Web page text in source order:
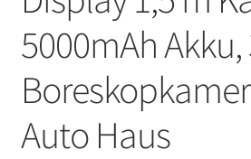
5000mAh
Auto Haus